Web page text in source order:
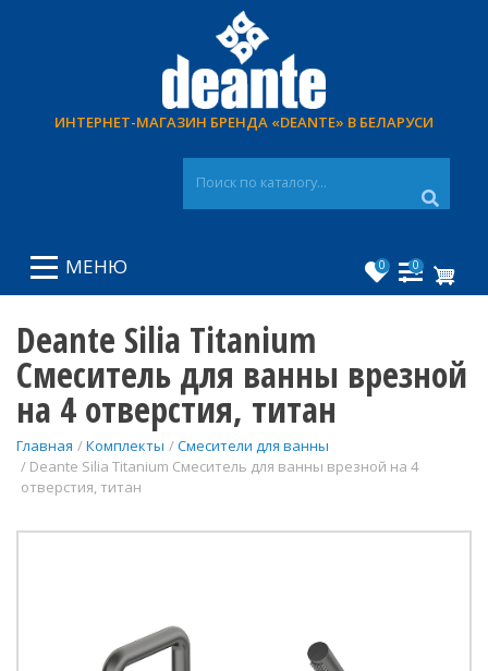
Перейти
к
основному
содержанию
ИНТЕРНЕТ-МАГАЗИН БРЕНДА «DEANTE» В БЕЛАРУСИ
МЕНЮ 0 0
Deante Silia Titanium
Смеситель для ванны врезной
на 4 отверстия, титан
Главная Комплекты
Смесители для ванны
Deante Silia Titanium Смеситель для ванны врезной на 4
отверстия, титан